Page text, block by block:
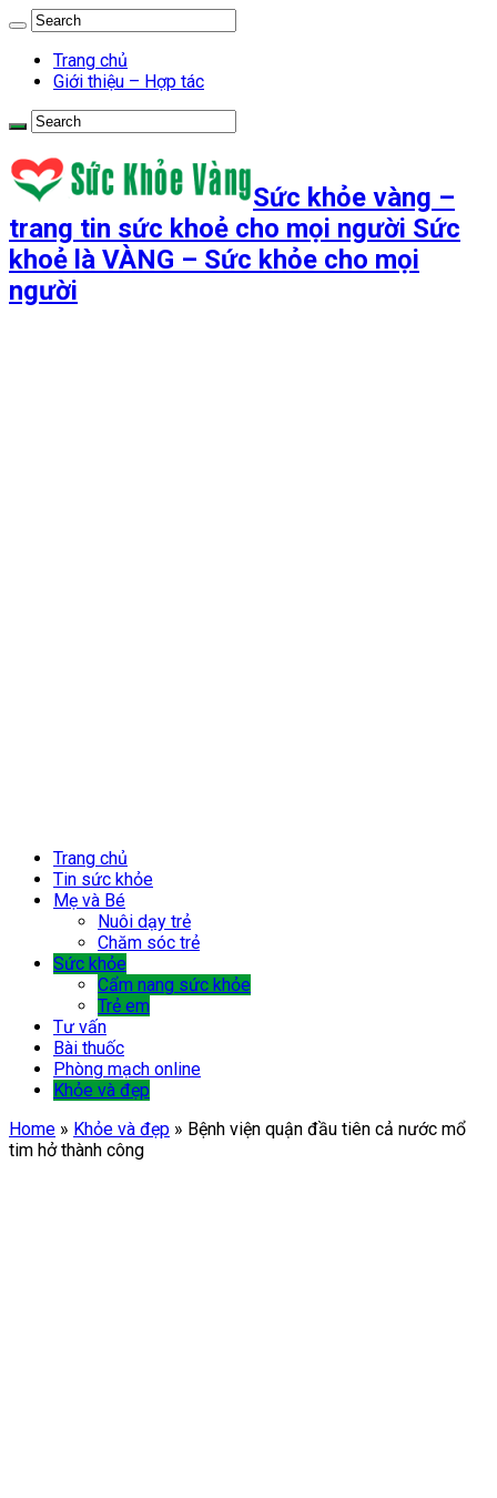
Trang chủ
Giới thiệu – Hợp tác
Sức khỏe vàng –
trang tin sức khoẻ cho mọi người Sức
khoẻ là VÀNG – Sức khỏe cho mọi
người
Trang chủ
Tin sức khỏe
Mẹ và Bé
Nuôi dạy trẻ
Chăm sóc trẻ
Sức khỏe
Cẩm nang sức khỏe
Trẻ em
Tư vấn
Bài thuốc
Phòng mạch online
Khỏe và đẹp
Home » Khỏe và đẹp » Bệnh viện quận đầu tiên cả nước mổ
tim hở thành công